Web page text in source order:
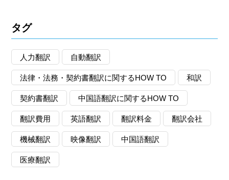
タグ
人力翻訳 自動翻訳
法律・法務・契約書翻訳に関するHOW TO 和訳
契約書翻訳 中国語翻訳に関するHOW TO
翻訳費用 英語翻訳 翻訳料金 翻訳会社
機械翻訳 映像翻訳 中国語翻訳
医療翻訳